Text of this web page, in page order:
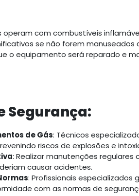
operam com combustíveis
se não forem
o equipamento será reparado e
Segurança:
de Gás: Técnicos
riscos de explosões e
: Realizar manutenções
causar acidentes.
: Profissionais
com as normas de